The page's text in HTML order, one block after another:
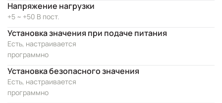
Напряжение нагрузки
+5 ~ +50 В пост.
Установка значения при подаче питания
Есть, настраивается
программно
Установка безопасного значения
Есть, настраивается
программно